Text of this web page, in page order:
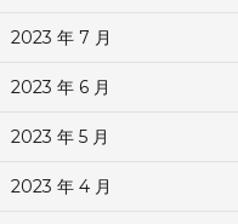
2023 年 7 月
2023 年 6 月
2023 年 5 月
2023 年 4 月